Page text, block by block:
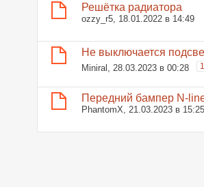
Решётка радиатора
ozzy_r5, 18.01.2022 в 14:49
Не выключается
Miniral , 28.03.2023 в 00:28 1
Передний бампер N-
PhantomX , 21.03.2023 в 15:25